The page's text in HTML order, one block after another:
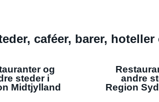
caféer, barer,
og
steder i
Midtjylland
andre
Region